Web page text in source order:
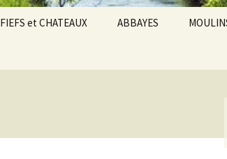
FIEFS et CHATEAUX ABBAYES